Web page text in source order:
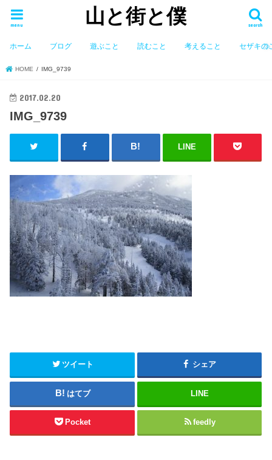
山と街と僕 search
menu
ホーム ブログ 遊ぶこと 読むこと 考えること セザキの
HOME IMG_9739
2017.02.20
IMG_9739
LINE
ツイート シェア
はてブ LINE
Pocket feedly